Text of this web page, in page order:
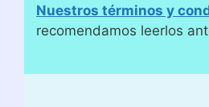
Nuestros términos y
recomendamos leerlos